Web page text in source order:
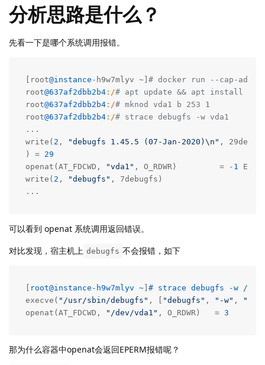
分析思路是什么？
先看一下是哪个系统调用报错。
[root@instance -h9w7mlyv ~] # docker run --cap-add
root@637af2dbb2b4:/# apt update && apt install
root@637af2dbb2b4:/# mknod vda1 b 253 1
root@637af2dbb2b4:/# strace debugfs -w vda1
...
write( 2 , "debugfs 1.45.5 (07-Jan-2020)\n" ,
) = 29
openat(AT_FDCWD,
"vda1" , O_RDWR)         = - 1
write( 2 , "debugfs" , 7debugfs)                  =
...
可以看到 openat 系统调用返回错误。
对比发现，宿主机上 debugfs 不会报错，如下
root@instance-h9w7mlyv ~] # strace debugfs -w /
execve( "/usr/sbin/debugfs" , [ "debugfs" , "-w" ,
"/
openat(AT_FDCWD,
"/dev/vda1" , O_RDWR)   = 3
那为什么容器中openat会返回EPERM报错呢？